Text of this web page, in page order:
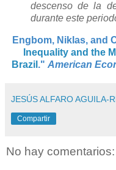
descenso de la
durante este
Engbom, Niklas, and
Inequality and the
Brazil ." American
JESÚS ALFARO AGUILA-
Compartir
No hay comentarios: